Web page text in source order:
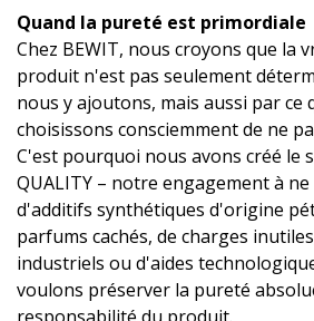
Quand la pureté est primordiale
Chez BEWIT, nous croyons que la
produit n'est pas seulement
nous y ajoutons, mais aussi par ce
choisissons consciemment de ne
C'est pourquoi nous avons créé le
QUALITY – notre engagement à
d'additifs synthétiques d'origine
parfums cachés, de charges
industriels ou d'aides
voulons préserver la pureté